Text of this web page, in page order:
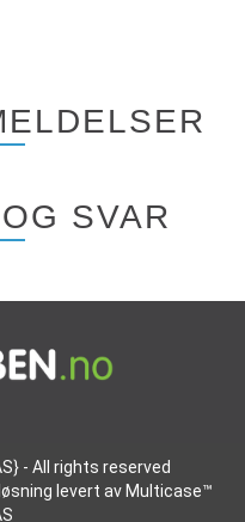
SVAR
- All rights reserved
levert avMulticase™